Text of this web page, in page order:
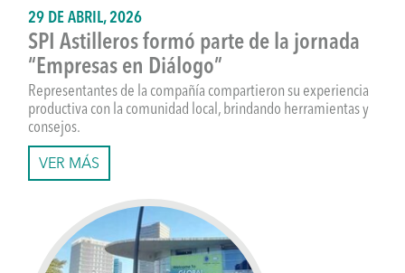
29 DE ABRIL, 2026
SPI Astilleros formó parte de la jornada
“Empresas en Diálogo”
Representantes de la compañía compartieron su experiencia
productiva con la comunidad local, brindando herramientas y
consejos.
VER MÁS